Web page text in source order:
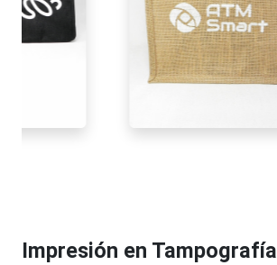
Impresión en Tampografía